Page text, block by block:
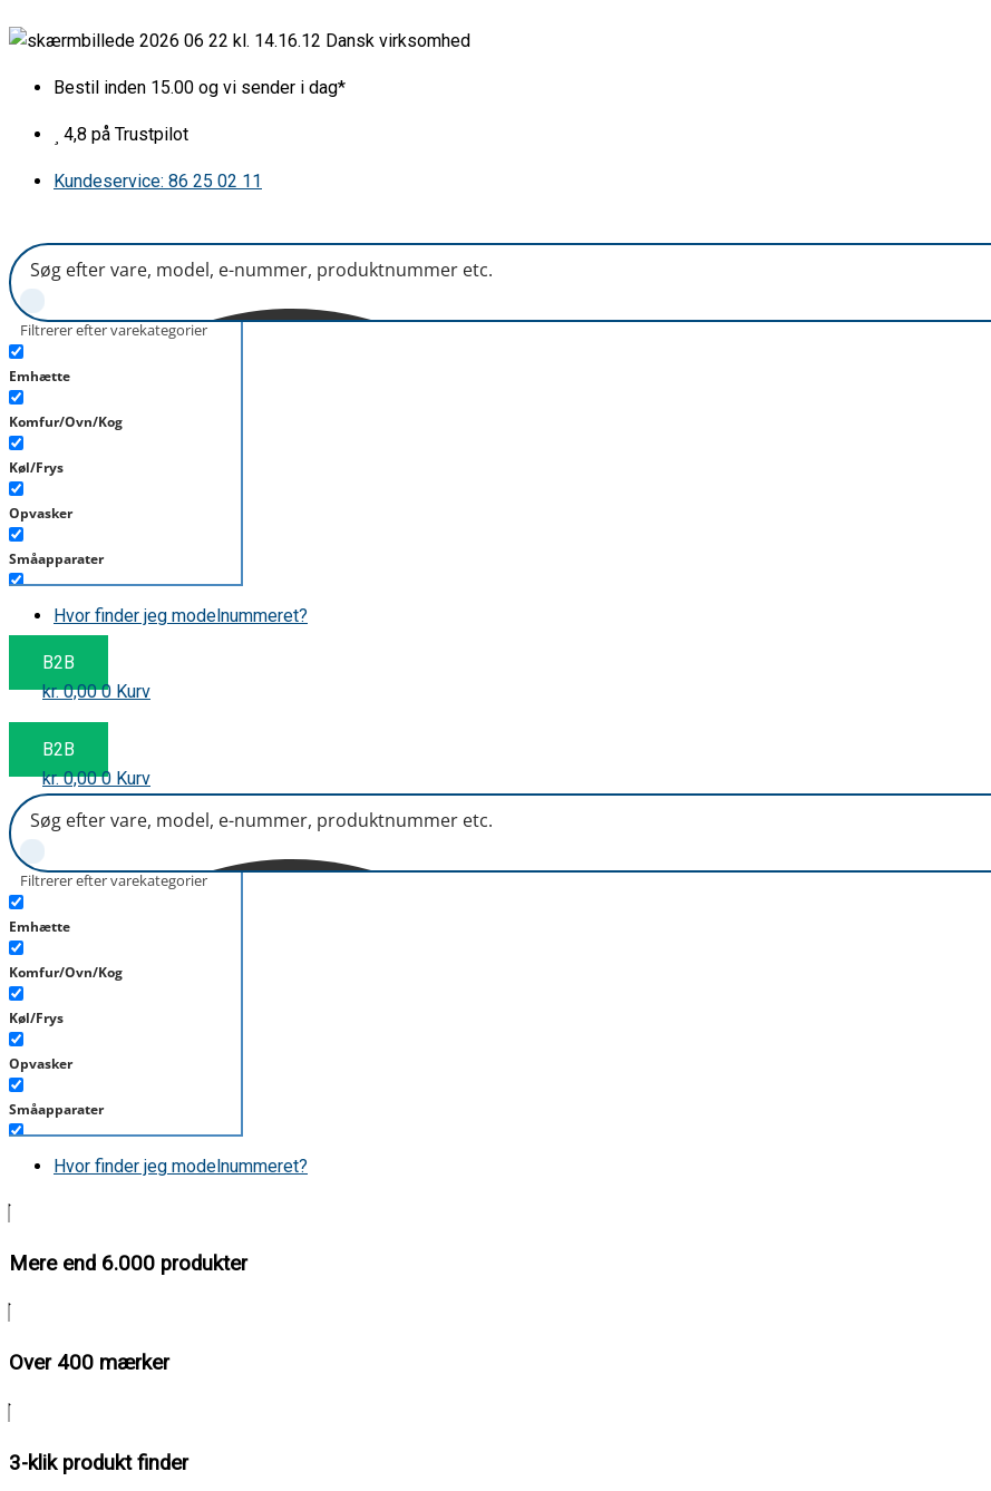
til
Dansk virksomhed
Bestil inden 15.00 og vi sender i dag*
4,8 på Trustpilot
Kundeservice: 86 25 02 11
Filtrerer efter varekategorier
Emhætte
Komfur/Ovn/Kog
Køl/Frys
Opvasker
Småapparater
Støvsuger
Tilbehør/Plejemidler
Vaskemaskine
Hvor finder jeg modelnummeret?
B2B
kr.0,00 0 Kurv
B2B
kr.0,00 0 Kurv
Filtrerer efter varekategorier
Emhætte
Komfur/Ovn/Kog
Køl/Frys
Opvasker
Småapparater
Støvsuger
Tørretumbler
Hvor finder jeg modelnummeret?
Mere end 6.000 produkter
Over 400 mærker
3-klik produkt finder
466x385
m/huller
antal